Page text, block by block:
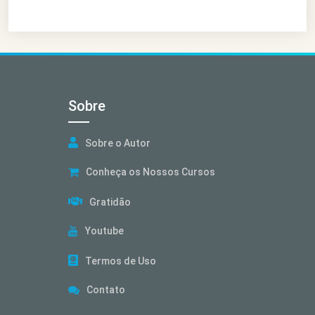
Sobre
Sobre o Autor
Conheça os Nossos Cursos
Gratidão
Youtube
Termos de Uso
Contato